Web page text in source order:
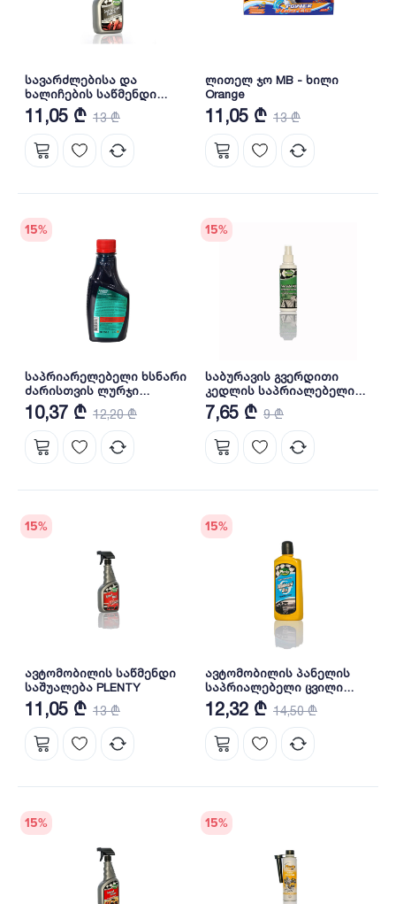
სავარძლებისა და
ხალიჩების საწმენდი
PLENTY
11,05 ₾ 13 ₾
ლითელ ჯო MB - ხილი
Orange
11,05 ₾ 13 ₾
15%
საპრიარელებელი ხსნარი
ძარისთვის ლურჯი
ფერისთვის (250 მლ) KR-
260-3
10,37 ₾ 12,20 ₾
15%
საბურავის გვერდითი
კედლის საპრიალებელი
170 მლ PLENTY
7,65 ₾ 9 ₾
15%
ავტომობილის საწმენდი
საშუალება PLENTY
11,05 ₾ 13 ₾
15%
ავტომობილის პანელის
საპრიალებელი ცვილი
PLENTY
12,32 ₾ 14,50 ₾
15% 15%